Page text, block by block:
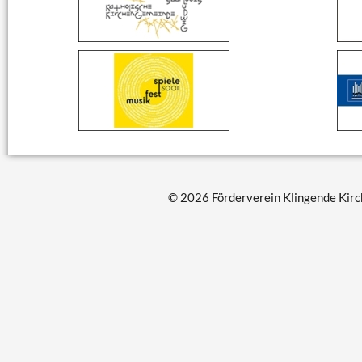
© 2026 Förderverein Klingende